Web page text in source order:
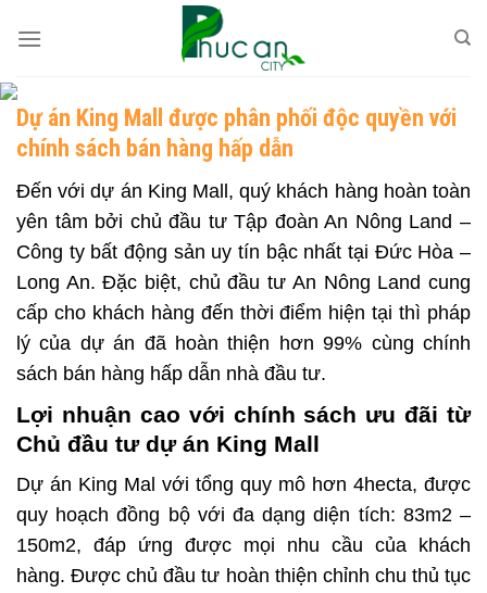
Dự án King Mall được phân phối độc quyền với
chính sách bán hàng hấp dẫn
Đến với dự án King Mall , quý khách hàng hoàn toàn
yên tâm bởi chủ đầu tư Tập đoàn An Nông Land –
Công ty bất động sản uy tín bậc nhất tại Đức Hòa –
Long An. Đặc biệt, chủ đầu tư An Nông Land cung
cấp cho khách hàng đến thời điểm hiện tại thì pháp
lý của dự án đã hoàn thiện hơn 99% cùng chính
sách bán hàng hấp dẫn nhà đầu tư.
Lợi nhuận cao với chính sách ưu đãi từ
Chủ đầu tư dự án King Mall
Dự án King Mal với tổng quy mô hơn 4hecta, được
quy hoạch đồng bộ với đa dạng diện tích: 83m2 –
150m2, đáp ứng được mọi nhu cầu của khách
hàng. Được chủ đầu tư hoàn thiện chỉnh chu thủ tục